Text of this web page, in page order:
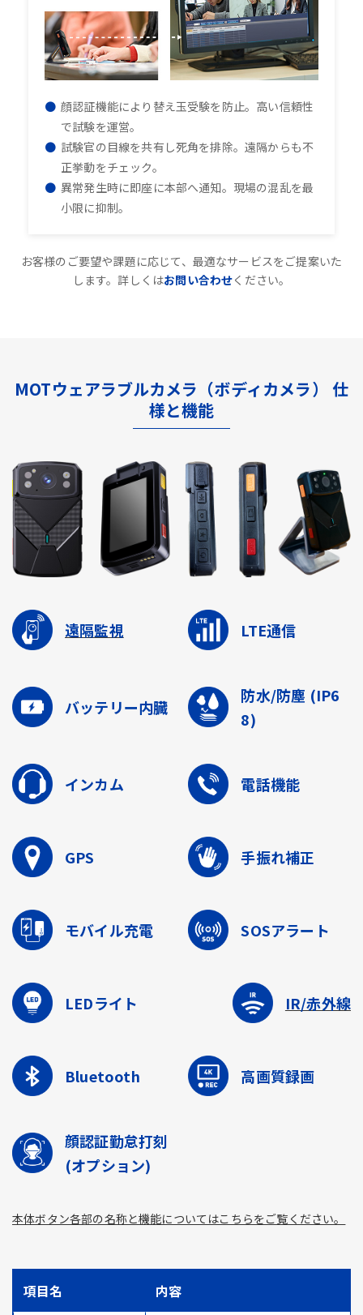
顔認証機能により替え玉受験を防止。高い信頼性
で試験を運営。
試験官の目線を共有し死角を排除。遠隔からも不
正挙動をチェック。
異常発生時に即座に本部へ通知。現場の混乱を最
小限に抑制。
お客様のご要望や課題に応じて、最適なサービスをご提案いた
します。詳しくはお問い合わせください。
MOTウェアラブルカメラ（ボディカメラ） 仕
様と機能
遠隔監視 LTE通信
バッテリー内臓
防水/防塵 (IP6
8)
インカム 電話機能
GPS 手振れ補正
モバイル充電 SOSアラート
LEDライト IR/赤外線
Bluetooth 高画質録画
顔認証勤怠打刻
(オプション)
本体ボタン各部の名称と機能についてはこちらをご覧ください。
項目名 内容